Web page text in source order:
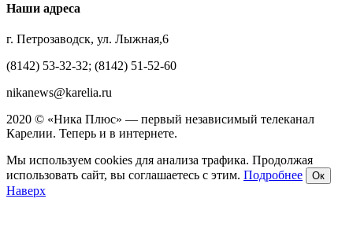
Наши адреса
г. Петрозаводск, ул. Лыжная,6
(8142) 53-32-32; (8142) 51-52-60
nikanews@karelia.ru
2020 © «Ника Плюс» — первый независимый телеканал
Карелии. Теперь и в интернете.
Мы используем cookies для анализа трафика. Продолжая
использовать сайт, вы соглашаетесь с этим. Подробнее Ок
Наверх